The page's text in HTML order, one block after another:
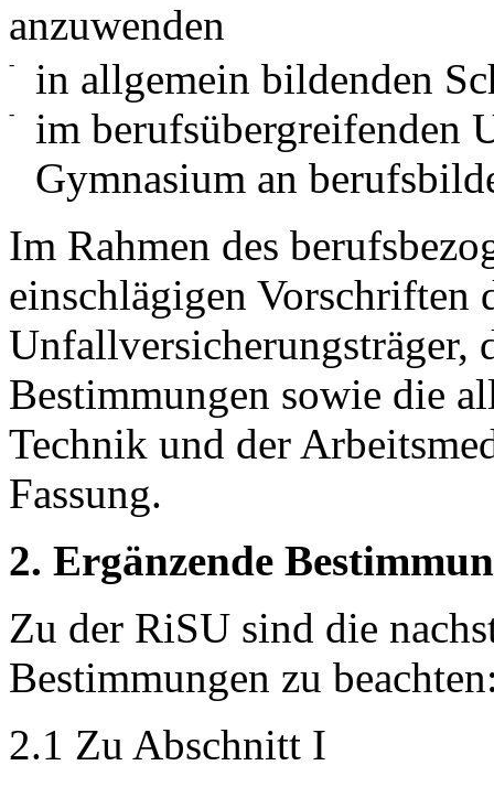
anzuwenden
- in allgemein bildenden
-
im berufsübergreifenden
Gymnasium an
Im Rahmen des
einschlägigen Vorschriften
Unfallversicherungsträger,
Bestimmungen sowie die
Technik und der
Fassung.
2. Ergänzende
Zu der RiSU sind die
Bestimmungen zu
2.1 Zu Abschnitt I